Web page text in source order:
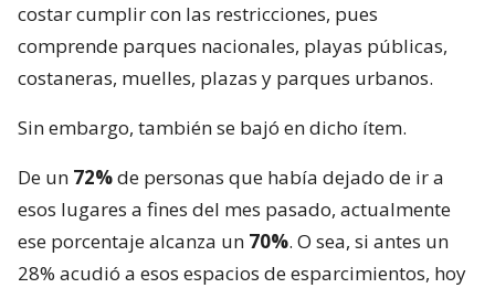
costar cumplir con las restricciones, pues
comprende parques nacionales, playas públicas,
costaneras, muelles, plazas y parques urbanos.
Sin embargo, también se bajó en dicho ítem.
De un 72%de personas que había dejado de ir a
esos lugares a fines del mes pasado, actualmente
ese porcentaje alcanza un 70%. O sea, si antes un
28% acudió a esos espacios de esparcimientos, hoy